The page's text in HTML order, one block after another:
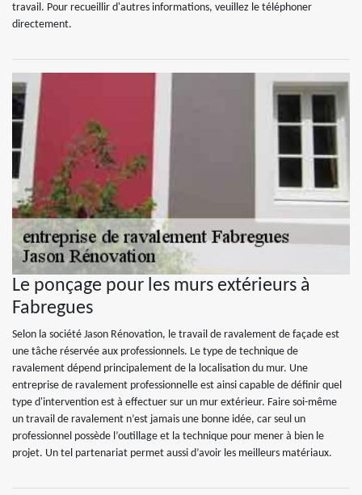
travail. Pour recueillir d'autres informations, veuillez le téléphoner
directement.
Le ponçage pour les murs extérieurs à
Fabregues
Selon la société Jason Rénovation, le travail de ravalement de façade est
une tâche réservée aux professionnels. Le type de technique de
ravalement dépend principalement de la localisation du mur. Une
entreprise de ravalement professionnelle est ainsi capable de définir quel
type d'intervention est à effectuer sur un mur extérieur. Faire soi-même
un travail de ravalement n’est jamais une bonne idée, car seul un
professionnel possède l’outillage et la technique pour mener à bien le
projet. Un tel partenariat permet aussi d’avoir les meilleurs matériaux.